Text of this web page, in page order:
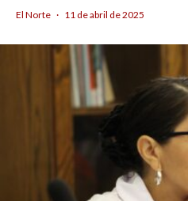
El Norte · 11 de abril de 2025